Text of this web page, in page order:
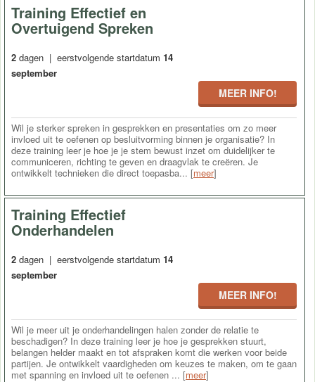
Training Effectief en
Overtuigend Spreken
2 dagen | eerstvolgende startdatum 14
september
MEER INFO!
Wil je sterker spreken in gesprekken en presentaties om zo meer
invloed uit te oefenen op besluitvorming binnen je organisatie? In
deze training leer je hoe je je stem bewust inzet om duidelijker te
communiceren, richting te geven en draagvlak te creëren. Je
ontwikkelt technieken die direct toepasba... [meer]
Training Effectief
Onderhandelen
2 dagen | eerstvolgende startdatum 14
september
MEER INFO!
Wil je meer uit je onderhandelingen halen zonder de relatie te
beschadigen? In deze training leer je hoe je gesprekken stuurt,
belangen helder maakt en tot afspraken komt die werken voor beide
partijen. Je ontwikkelt vaardigheden om keuzes te maken, om te gaan
met spanning en invloed uit te oefenen ... [meer]